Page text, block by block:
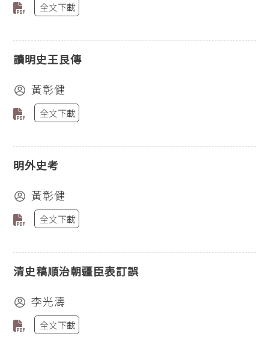
全文下載
讀明史王艮傳
黃彰健
全文下載
明外史考
黃彰健
全文下載
清史稿順治朝疆臣表訂誤
李光濤
全文下載